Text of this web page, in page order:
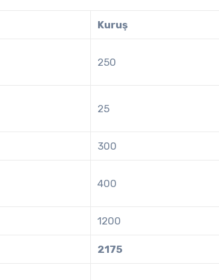
Kuruş
250
25
300
400
1200
2175